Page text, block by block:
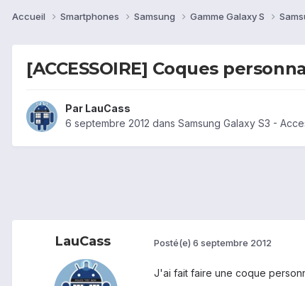
Accueil Smartphones Samsung Gamme Galaxy S
[ACCESSOIRE] Coques
Par LauCass
6 septembre 2012 dans Samsung Galaxy S3 -
LauCass Posté(e) 6 septembre 2012
J'ai fait faire une coque